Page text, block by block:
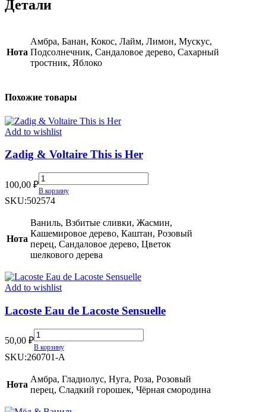
Детали
Нота
Амбра, Банан, Кокос, Лайм, Лимон, Мускус,
Подсолнечник, Сандаловое дерево, Сахарный
тростник, Яблоко
Похожие товары
Add to wishlist
Zadig & Voltaire This is Her
100,00 ₽
Zadig
&
Voltaire
is
Her
quantity
В корзину
SKU:502574
Нота
Ваниль, Взбитые сливки, Жасмин,
Кашемировое дерево, Каштан, Розовый
перец, Сандаловое дерево, Цветок
шелкового дерева
Add to wishlist
Lacoste Eau de Lacoste Sensuelle
50,00 ₽
Lacoste
Eau
de
Sensuelle
quantity
В корзину
SKU:260701-A
Нота
Амбра, Гладиолус, Нуга, Роза, Розовый
перец, Сладкий горошек, Чёрная смородина